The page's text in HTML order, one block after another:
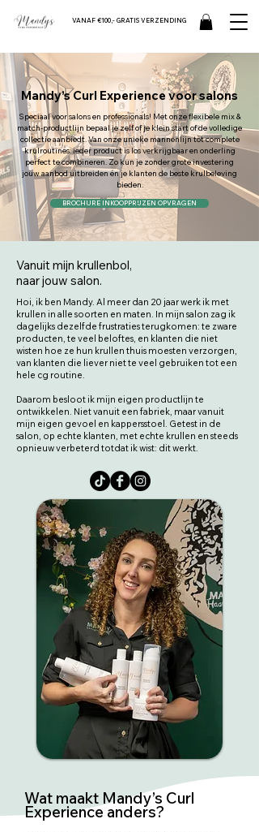
VANAF €100,- GRATIS VERZENDING
Mandy’s Curl Experience voor salons
Speciaal voor salons en professionals! Met onze flexibele mix &
match-productlijn bepaal je zelf of je klein start of de volledige
collectie aanbiedt. Van onze unieke mannenlijn tot complete
krulroutines: ieder product is los verkrijgbaar en onderling
perfect te combineren.Zo kun je zonder grote investering
jouw aanbod uitbreiden én je klanten de beste krulbeleving
bieden.
BROCHURE INKOOPPRIJZEN OPVRAGEN
Vanuit mijn krullenbol,
naar jouw salon.
Hoi, ik ben Mandy. Al meer dan 20 jaar werk ik met
krullen in alle soorten en maten. In mijn salon zag ik
dagelijks dezelfde frustraties terugkomen: te zware
producten, te veel beloftes, en klanten die niet
wisten hoe ze hun krullen thuis moesten verzorgen,
van klanten die liever niet te veel gebruiken tot een
hele cg routine.
Daarom besloot ik mijn eigen productlijn te
ontwikkelen. Niet vanuit een fabriek, maar vanuit
mijn eigen gevoel en kappersstoel. Getest in de
salon, op echte klanten, met echte krullen en steeds
opnieuw verbeterd totdat ik wist: dit werkt.
Wat maakt Mandy’s Curl
Experience anders?